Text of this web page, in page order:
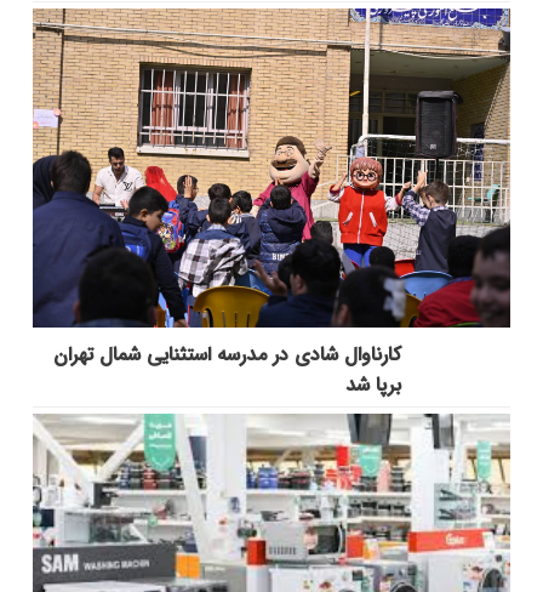
کارناوال شادی در مدرسه استثنایی شمال تهران
برپا شد